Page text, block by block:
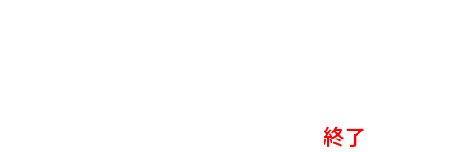
終了